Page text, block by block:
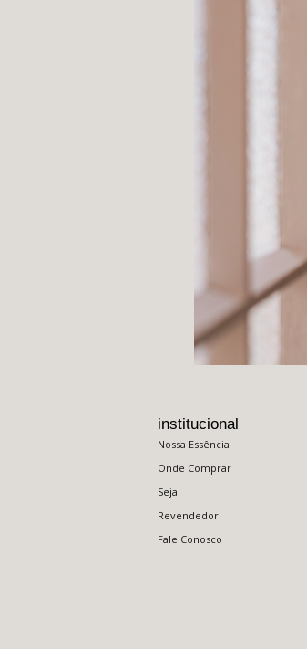
institucional
Nossa Essência
Onde Comprar
Seja
Revendedor
Fale Conosco